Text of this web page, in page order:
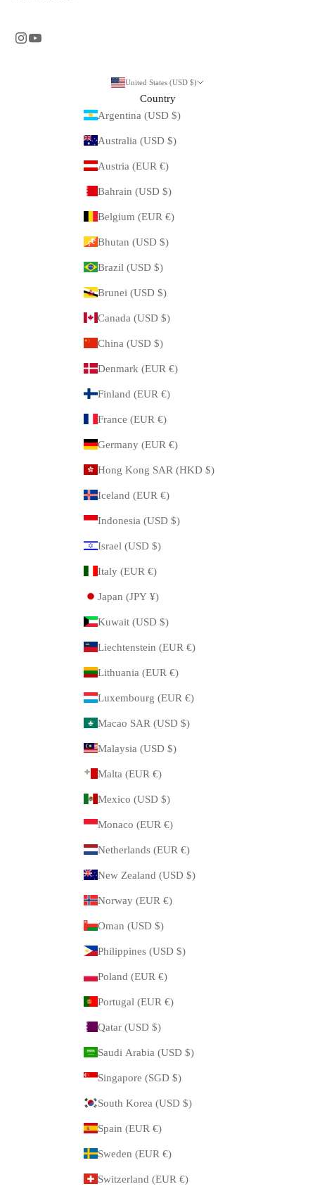
United States (USD $)
Country
Argentina (USD $)
Australia (USD $)
Austria (EUR €)
Bahrain (USD $)
Belgium (EUR €)
Bhutan (USD $)
Brazil (USD $)
Brunei (USD $)
Canada (USD $)
China (USD $)
Denmark (EUR €)
Finland (EUR €)
France (EUR €)
Germany (EUR €)
Hong Kong SAR (HKD $)
Iceland (EUR €)
Indonesia (USD $)
Israel (USD $)
Italy (EUR €)
Japan (JPY ¥)
Kuwait (USD $)
Liechtenstein (EUR €)
Lithuania (EUR €)
Luxembourg (EUR €)
Macao SAR (USD $)
Malaysia (USD $)
Malta (EUR €)
Mexico (USD $)
Monaco (EUR €)
Netherlands (EUR €)
New Zealand (USD $)
Norway (EUR €)
Oman (USD $)
Philippines (USD $)
Poland (EUR €)
Portugal (EUR €)
Qatar (USD $)
Saudi Arabia (USD $)
Singapore (SGD $)
South Korea (USD $)
Spain (EUR €)
Sweden (EUR €)
Switzerland (EUR €)